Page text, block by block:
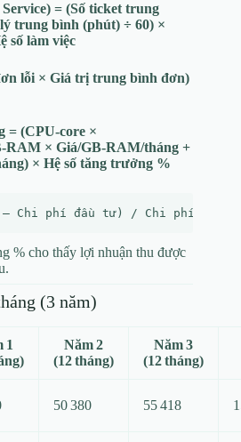
= (Số ticket trung
trung bình (phút) ÷ 60) ×
số làm việc
lỗi × Giá trị trung bình đơn)
= (CPU‑core ×
× Giá/GB‑RAM/tháng +
× Hệ số tăng trưởng %
% cho thấy lợi nhuận thu được
(3 năm)
1
Năm 2
(12 tháng)
Năm 3
(12 tháng)
50 380 55 418